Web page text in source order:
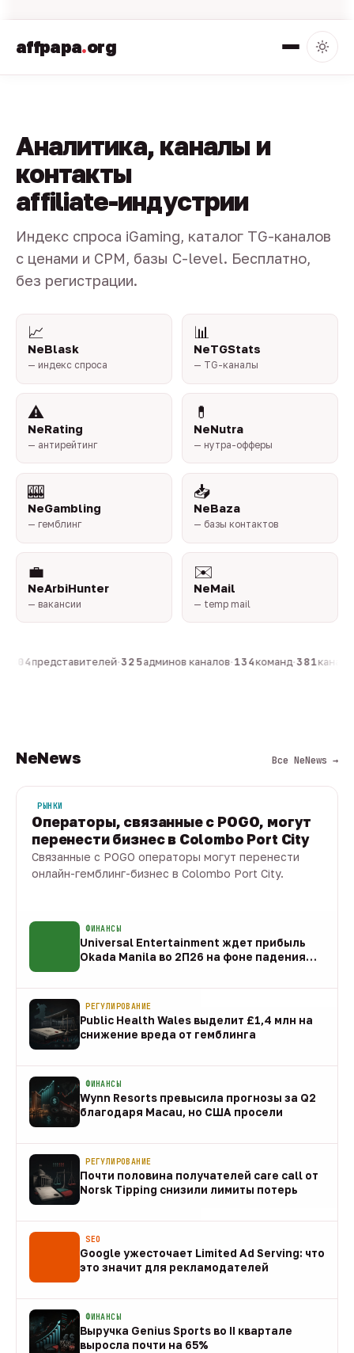
affpapa.org
Аналитика, каналы и
контакты
affiliate-индустрии
Индекс спроса iGaming, каталог TG-каналов
с ценами и CPM, базы C-level. Бесплатно,
без регистрации.
📈
NeBlask
— индекс спроса
📊
NeTGStats
— TG-каналы
⚠️
NeRating
— антирейтинг
💊
NeNutra
— нутра-офферы
🎰
NeGambling
— гемблинг
📥
NeBaza
— базы контактов
💼
NeArbiHunter
— вакансии
✉️
NeMail
— temp mail
804представителей·325админов каналов·134команд·381
NeNews Все NeNews →
РЫНКИ
Операторы, связанные с POGO, могут
перенести бизнес в Colombo Port City
Связанные с POGO операторы могут перенести
онлайн-гемблинг-бизнес в Colombo Port City.
ФИНАНСЫ
Universal Entertainment ждет прибыль
Okada Manila во 2П26 на фоне падения
РЕГУЛИРОВАНИЕ
Public Health Wales выделит £1,4 млн на
снижение вреда от гемблинга
ФИНАНСЫ
Wynn Resorts превысила прогнозы за Q2
благодаря Macau, но США просели
РЕГУЛИРОВАНИЕ
Почти половина получателей care call от
Norsk Tipping снизили лимиты потерь
SEO
Google ужесточает Limited Ad Serving: что
это значит для рекламодателей
ФИНАНСЫ
Выручка Genius Sports во II квартале
выросла почти на 65%